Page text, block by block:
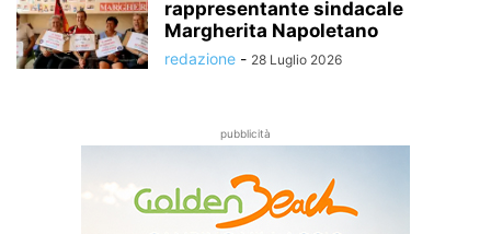
rappresentante sindacale
Margherita Napoletano
redazione - 28 Luglio 2026
pubblicità